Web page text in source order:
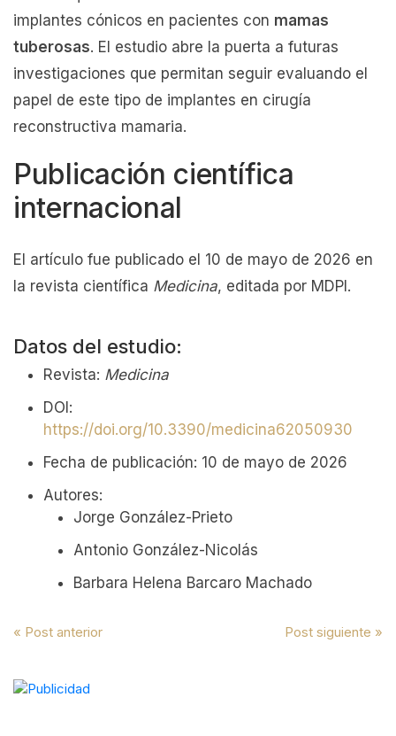
implantes cónicos en pacientes con mamas
tuberosas. El estudio abre la puerta a futuras
investigaciones que permitan seguir evaluando el
papel de este tipo de implantes en cirugía
reconstructiva mamaria.
Publicación científica
internacional
El artículo fue publicado el 10 de mayo de 2026 en
la revista científica Medicina, editada por MDPI.
Datos del estudio:
Revista: Medicina
DOI:
https://doi.org/10.3390/medicina62050930
Fecha de publicación: 10 de mayo de 2026
Autores:
Jorge González-Prieto
Antonio González-Nicolás
Barbara Helena Barcaro Machado
Navegación
de
entradas
« Post anterior Post siguiente »